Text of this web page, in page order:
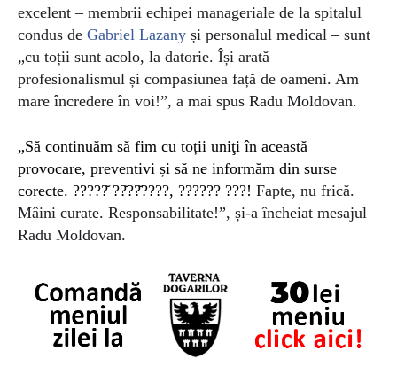
excelent – membrii echipei manageriale de la spitalul
condus de Gabriel Lazany și personalul medical – sunt
„cu toții sunt acolo, la datorie. Își arată
profesionalismul și compasiunea față de oameni. Am
mare încredere în voi!”, a mai spus Radu Moldovan.
„Să continuăm să fim cu toții uniţi în această
provocare, preventivi și să ne informăm din surse
corecte. ?????̆ ??̆??̆????, ?????? ???! Fapte, nu frică.
Mâini curate. Responsabilitate!”, și-a încheiat mesajul
Radu Moldovan.